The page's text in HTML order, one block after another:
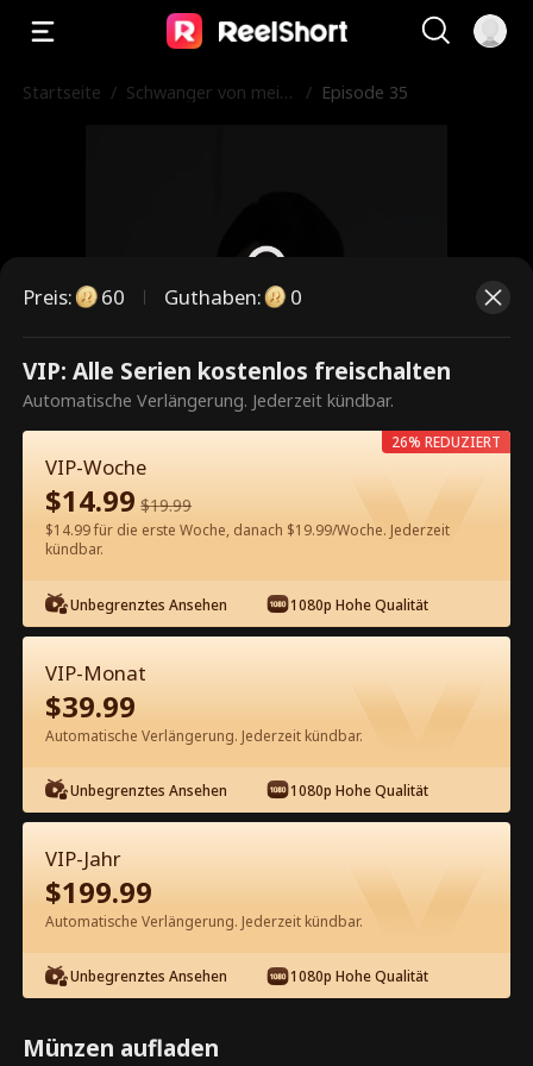
Startseite / Schwanger von mein
/ Episode 35
Dies ist eine kostenpflichtige
Episode. Bitte entsperren, um
60 Jetzt entsperren
Kostenlos in der App ansehen
Episode 35 - Schwanger von meinem
neuen Chef Kompletter Film
1-50 51-74
35 36 37 38 39
Preis: 60 Guthaben: 0
VIP: Alle Serien kostenlos freischalten
Automatische Verlängerung. Jederzeit kündbar.
VIP-Woche
$14.99 $19.99
$14.99 für die erste Woche, danach $19.99/Woche. Jederzeit
kündbar.
Unbegrenztes Ansehen 1080p Hohe Qualität
26% REDUZIERT
VIP-Monat
$39.99
Automatische Verlängerung. Jederzeit kündbar.
Unbegrenztes Ansehen 1080p Hohe Qualität
VIP-Jahr
$199.99
Automatische Verlängerung. Jederzeit kündbar.
Unbegrenztes Ansehen 1080p Hohe Qualität
Münzen aufladen